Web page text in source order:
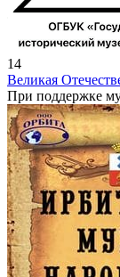
14
Великая
При поддержке